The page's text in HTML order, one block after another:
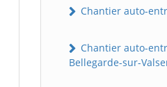
Chantier auto-
Chantier auto-
Bellegarde-sur-